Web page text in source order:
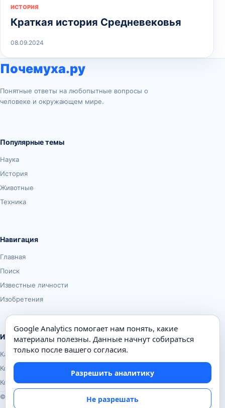
ИСТОРИЯ
Краткая история Средневековья
08.09.2024
Почемуха.ру
Понятные ответы на любопытные вопросы о
человеке и окружающем мире.
Популярные темы
Наука
История
Животные
Техника
Навигация
Главная
Поиск
Известные личности
Изобретения
Информация
Карта сайта
Контакты
Конфиденциальность
© Почемуха.ру, 2010–2026
Google Analytics помогает нам понять, какие
материалы полезны. Данные начнут собираться
только после вашего согласия.
Разрешить аналитику
Не разрешать